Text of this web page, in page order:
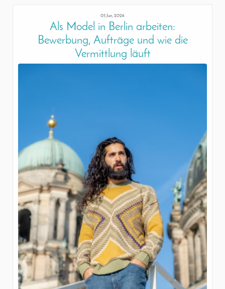
05 Jun, 2026
Als Model in Berlin arbeiten:
Bewerbung, Aufträge und wie die
Vermittlung läuft